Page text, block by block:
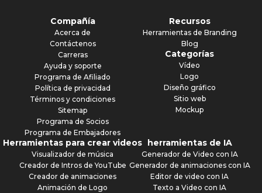
Compañía
Acerca de
Contáctenos
Carreras
Ayuda y soporte
Programa de Afiliado
Política de privacidad
Términos y condiciones
Sitemap
Programa de Socios
Programa de Embajadores
Recursos
Herramientas de Branding
Blog
Categorías
Vídeo
Logo
Diseño gráfico
Sitio web
Mockup
Herramientas para crear videos
Visualizador de música
Creador de Intros de YouTube
Creador de animaciones
Animación de Logo
herramientas de IA
Generador de Video con IA
Generador de animaciones con IA
Editor de video con IA
Texto a Video con IA